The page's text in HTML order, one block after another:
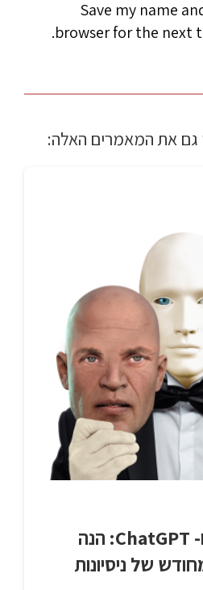
Save my name
browser for the next
את המאמרים האלה:
חיפוש עבודה ו- ChatGPT: הנה
של ניסיונות